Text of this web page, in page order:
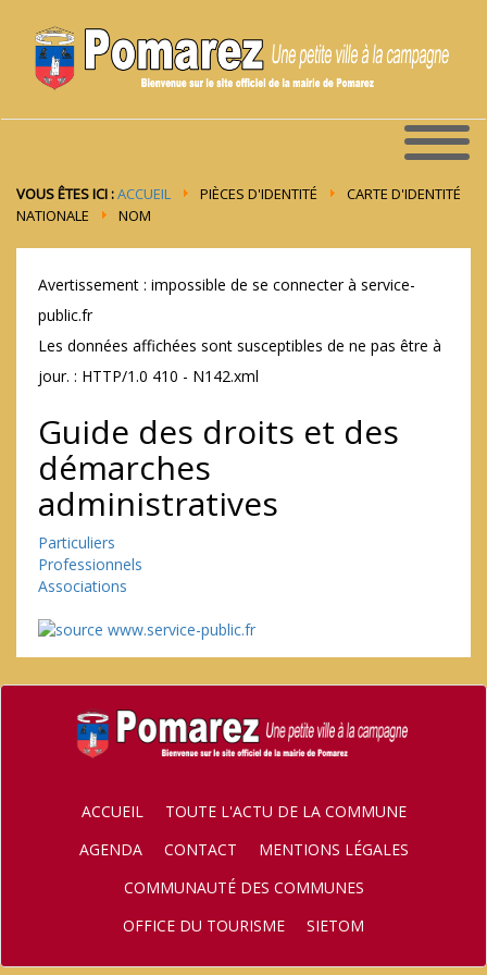
VOUS ÊTES ICI :ACCUEIL PIÈCES D'IDENTITÉ
CARTE D'IDENTITÉ
NATIONALE
NOM
Avertissement : impossible de se connecter à service-
public.fr
Les données affichées sont susceptibles de ne pas être à
jour. : HTTP/1.0 410 - N142.xml
Guide des droits et des
démarches
administratives
Particuliers
Professionnels
Associations
ACCUEIL
TOUTE L'ACTU DE LA COMMUNE
AGENDA
CONTACT
MENTIONS LÉGALES
COMMUNAUTÉ DES COMMUNES
OFFICE DU TOURISME
SIETOM